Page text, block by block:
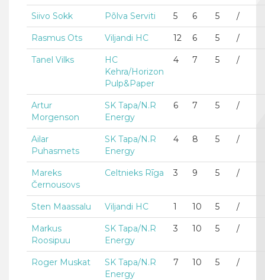
Siivo Sokk Põlva Serviti 5 6 5 /
Rasmus Ots Viljandi HC 12 6 5 /
Tanel Vilks
HC
Kehra/Horizon
Pulp&Paper
4 7 5 /
Artur
Morgenson
SK Tapa/N.R
Energy
6 7 5 /
Ailar
Puhasmets
SK Tapa/N.R
Energy
4 8 5 /
Mareks
Černousovs
Celtnieks Rīga 3 9 5 /
Sten Maassalu Viljandi HC 1 10 5 /
Markus
Roosipuu
SK Tapa/N.R
Energy
3 10 5 /
Roger Muskat
SK Tapa/N.R
Energy
7 10 5 /